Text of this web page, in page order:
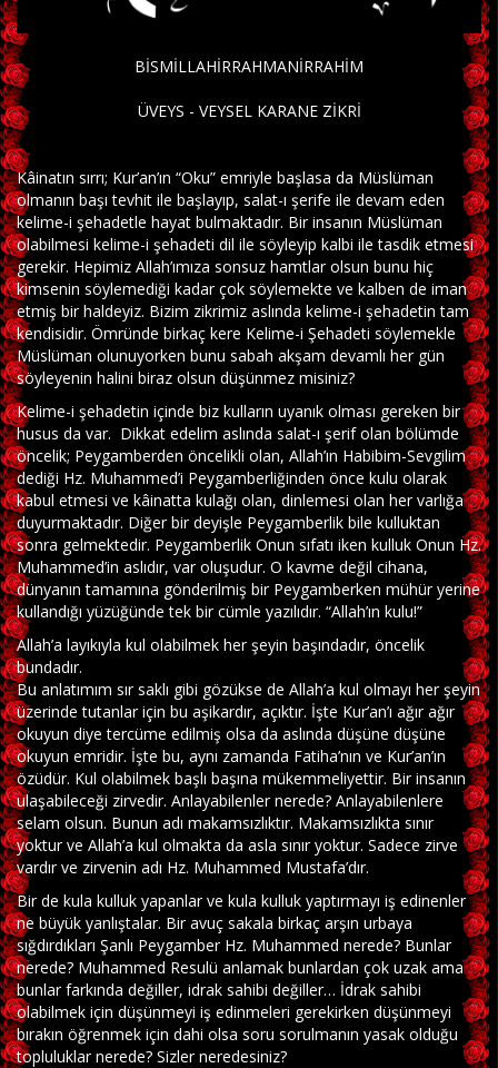
BİSMİLLAHİRRAHMANİRRAHİM
ÜVEYS - VEYSEL KARANE ZİKRİ
Kâinatın sırrı; Kur’an’ın “Oku” emriyle başlasa da Müslüman
olmanın başı tevhit ile başlayıp, salat-ı şerife ile devam eden
kelime-i şehadetle hayat bulmaktadır. Bir insanın Müslüman
olabilmesi kelime-i şehadeti dil ile söyleyip kalbi ile tasdik etmesi
gerekir. Hepimiz Allah’ımıza sonsuz hamtlar olsun bunu hiç
kimsenin söylemediği kadar çok söylemekte ve kalben de iman
etmiş bir haldeyiz. Bizim zikrimiz aslında kelime-i şehadetin tam
kendisidir. Ömründe birkaç kere Kelime-i Şehadeti söylemekle
Müslüman olunuyorken bunu sabah akşam devamlı her gün
söyleyenin halini biraz olsun düşünmez misiniz?
Kelime-i şehadetin içinde biz kulların uyanık olması gereken bir
husus da var. Dikkat edelim aslında salat-ı şerif olan bölümde
öncelik; Peygamberden öncelikli olan, Allah’ın Habibim-Sevgilim
dediği Hz. Muhammed’i Peygamberliğinden önce kulu olarak
kabul etmesi ve kâinatta kulağı olan, dinlemesi olan her varlığa
duyurmaktadır. Diğer bir deyişle Peygamberlik bile kulluktan
sonra gelmektedir. Peygamberlik Onun sıfatı iken kulluk Onun Hz.
Muhammed’in aslıdır, var oluşudur. O kavme değil cihana,
dünyanın tamamına gönderilmiş bir Peygamberken mühür yerine
kullandığı yüzüğünde tek bir cümle yazılıdır. “Allah’ın kulu!”
Allah’a layıkıyla kul olabilmek her şeyin başındadır, öncelik
bundadır.
Bu anlatımım sır saklı gibi gözükse de Allah’a kul olmayı her şeyin
üzerinde tutanlar için bu aşikardır, açıktır. İşte Kur’an’ı ağır ağır
okuyun diye tercüme edilmiş olsa da aslında düşüne düşüne
okuyun emridir. İşte bu, aynı zamanda Fatiha’nın ve Kur’an’ın
özüdür. Kul olabilmek başlı başına mükemmeliyettir. Bir insanın
ulaşabileceği zirvedir. Anlayabilenler nerede? Anlayabilenlere
selam olsun. Bunun adı makamsızlıktır. Makamsızlıkta sınır
yoktur ve Allah’a kul olmakta da asla sınır yoktur. Sadece zirve
vardır ve zirvenin adı Hz. Muhammed Mustafa’dır.
Bir de kula kulluk yapanlar ve kula kulluk yaptırmayı iş edinenler
ne büyük yanlıştalar. Bir avuç sakala birkaç arşın urbaya
sığdırdıkları Şanlı Peygamber Hz. Muhammed nerede? Bunlar
nerede? Muhammed Resulü anlamak bunlardan çok uzak ama
bunlar farkında değiller, idrak sahibi değiller… İdrak sahibi
olabilmek için düşünmeyi iş edinmeleri gerekirken düşünmeyi
bırakın öğrenmek için dahi olsa soru sorulmanın yasak olduğu
topluluklar nerede? Sizler neredesiniz?